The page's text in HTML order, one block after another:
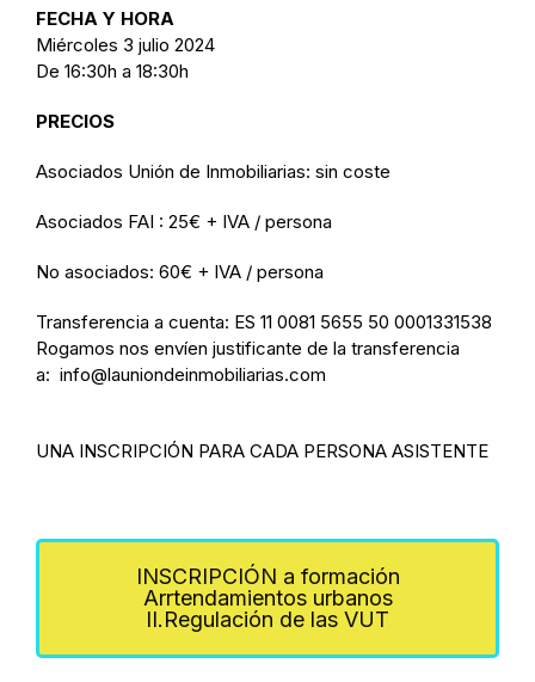
FECHA Y HORA
Miércoles 3 julio 2024
De 16:30h a 18:30h
PRECIOS
Asociados Unión de Inmobiliarias: sin coste
Asociados FAI : 25€ + IVA / persona
No asociados: 60€ + IVA / persona
Transferencia a cuenta: ES 11 0081 5655 50 0001331538
Rogamos nos envíen justificante de la transferencia
a: info@launiondeinmobiliarias.com
UNA INSCRIPCIÓN PARA CADA PERSONA ASISTENTE
INSCRIPCIÓN a formación
Arrtendamientos urbanos
II.Regulación de las VUT